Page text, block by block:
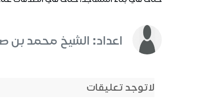
اعداد: الشيخ محمد بن
لاتوجد تعليقات